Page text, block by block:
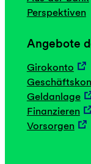
Perspektiven
Angebote
Girokonto
Geldanlage
Finanzieren
Vorsorgen